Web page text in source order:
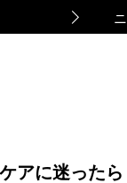
アに迷ったら